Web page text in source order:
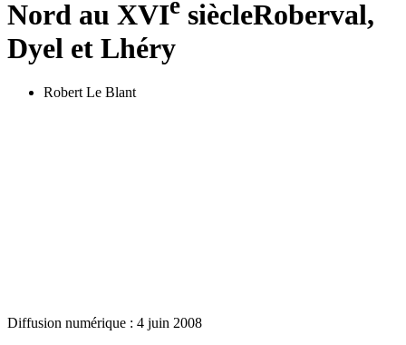
Nord au XVIe siècleRoberval,
Dyel et Lhéry
Robert Le Blant
Diffusion numérique : 4 juin 2008